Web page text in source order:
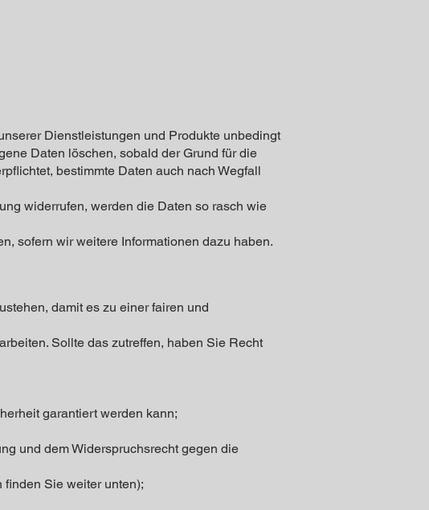
Dienstleistungen und Produkte unbedingt
Daten löschen, sobald der Grund für die
bestimmte Daten auch nach Wegfall
widerrufen, werden die Daten so rasch wie
sofern wir weitere Informationen dazu haben.
damit es zu einer fairen und
Sollte das zutreffen, haben Sie Recht
garantiert werden kann;
und dem Widerspruchsrecht gegen die
Sie weiter unten);